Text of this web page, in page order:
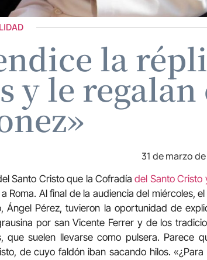
la
y le
31 de marzo
Santo Cristo que la Cofradíadel Santo Cristo
Roma. Al final de la audiencia del miércoles, el
Ángel Pérez, tuvieron la oportunidad de
por san Vicente Ferrer y de los
que suelen llevarse como pulsera. Parece
de cuyo faldón iban sacando hilos. «¿Para